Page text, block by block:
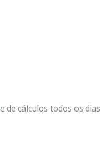
de cálculos todos os